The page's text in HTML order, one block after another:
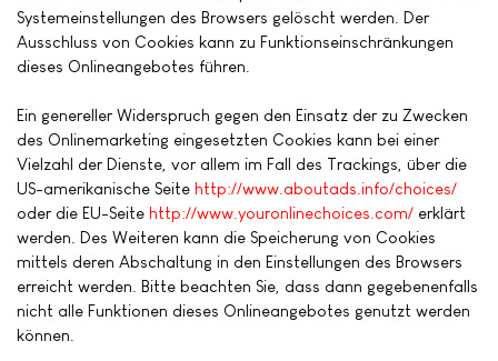
Systemeinstellungen des Browsers gelöscht werden. Der
Ausschluss von Cookies kann zu Funktionseinschränkungen
dieses Onlineangebotes führen.
Ein genereller Widerspruch gegen den Einsatz der zu Zwecken
des Onlinemarketing eingesetzten Cookies kann bei einer
Vielzahl der Dienste, vor allem im Fall des Trackings, über die
US-amerikanische Seite http://www.aboutads.info/choices/
oder die EU-Seite http://www.youronlinechoices.com/ erklärt
werden. Des Weiteren kann die Speicherung von Cookies
mittels deren Abschaltung in den Einstellungen des Browsers
erreicht werden. Bitte beachten Sie, dass dann gegebenenfalls
nicht alle Funktionen dieses Onlineangebotes genutzt werden
können.